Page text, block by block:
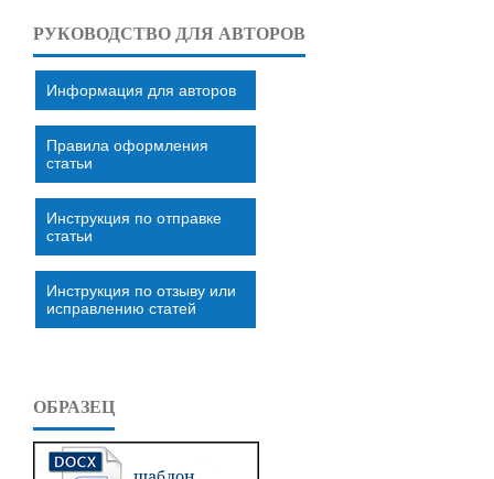
РУКОВОДСТВО ДЛЯ АВТОРОВ
Информация для авторов
Правила оформления
статьи
Инструкция по отправке
статьи
Инструкция по отзыву или
исправлению статей
ОБРАЗЕЦ